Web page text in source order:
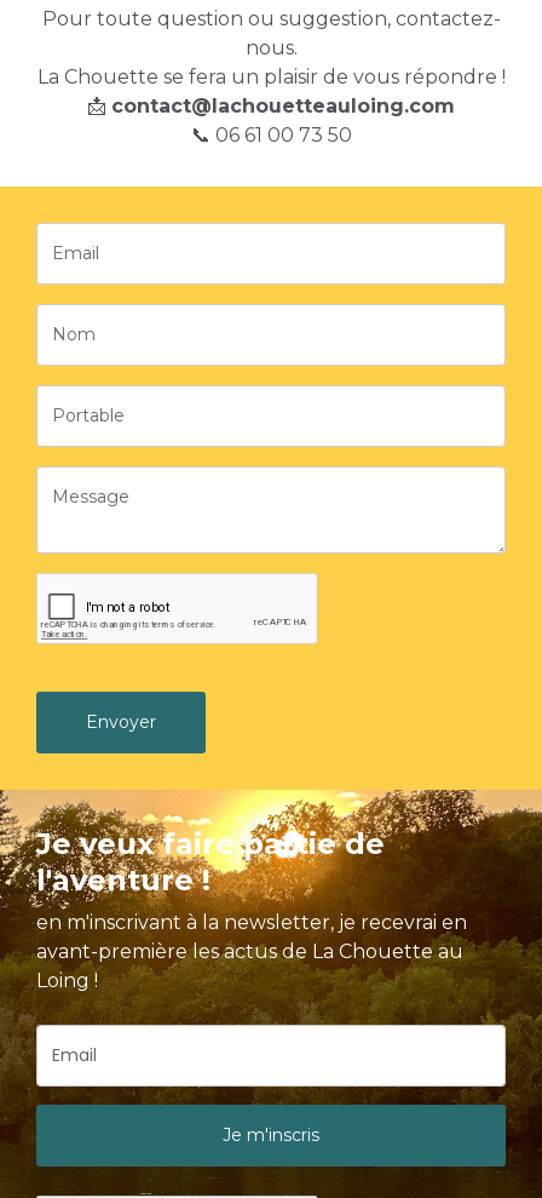
Pour toute question ou suggestion, contactez-
nous.
La Chouette se fera un plaisir de vous répondre !
📩 contact@lachouetteauloing.com
📞 06 61 00 73 50
Envoyer
Je veux faire partie de
l'aventure !
en m'inscrivant à la newsletter, je recevrai en
avant-première les actus de La Chouette au
Loing !
Je m'inscris